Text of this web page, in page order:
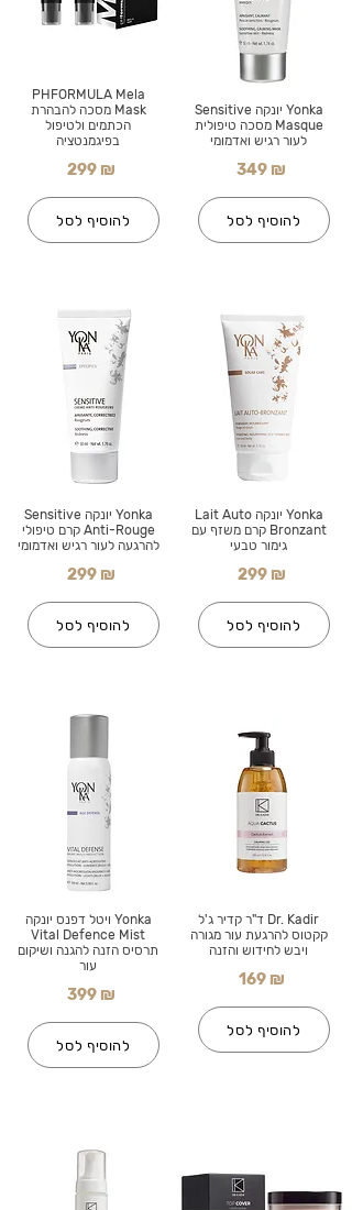
PHFORMULA Mela
Mask מסכה להבהרת
הכתמים ולטיפול
בפיגמנטציה
299 ₪
להוסיף לסל
Yonka יונקה Sensitive
Anti-Rouge קרם טיפולי
להרגעה לעור רגיש ואדמומי
299 ₪
להוסיף לסל
Yonka ויטל דפנס יונקה
Vital Defence Mist
תרסיס הזנה להגנה ושיקום
עור
399 ₪
להוסיף לסל
Yonka יונקה Sensitive
Masque מסכה טיפולית
לעור רגיש ואדמומי
349 ₪
להוסיף לסל
Yonka יונקה Lait Auto
Bronzant קרם משזף עם
גימור טבעי
299 ₪
להוסיף לסל
Dr. Kadir ד"ר קדיר ג'ל
קקטוס להרגעת עור מגורה
ויבש לחידוש והזנה
169 ₪
להוסיף לסל